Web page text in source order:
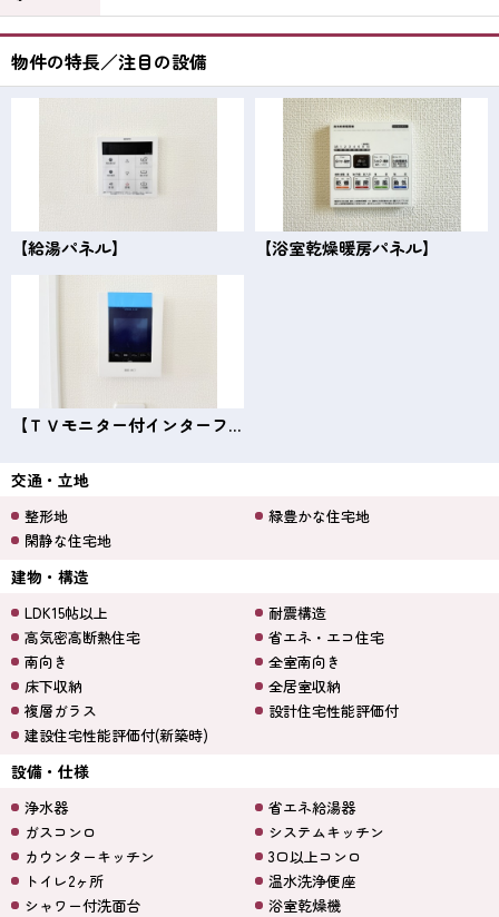
物件の特長／注目の設備
【給湯パネル】 【浴室乾燥暖房パネル】
【ＴＶモニター付インターフォン】
交通・立地
整形地
緑豊かな住宅地
閑静な住宅地
建物・構造
LDK15帖以上
耐震構造
高気密高断熱住宅
省エネ・エコ住宅
南向き
全室南向き
床下収納
全居室収納
複層ガラス
設計住宅性能評価付
建設住宅性能評価付(新築時)
設備・仕様
浄水器
省エネ給湯器
ガスコンロ
システムキッチン
カウンターキッチン
3口以上コンロ
トイレ2ヶ所
温水洗浄便座
シャワー付洗面台
浴室乾燥機